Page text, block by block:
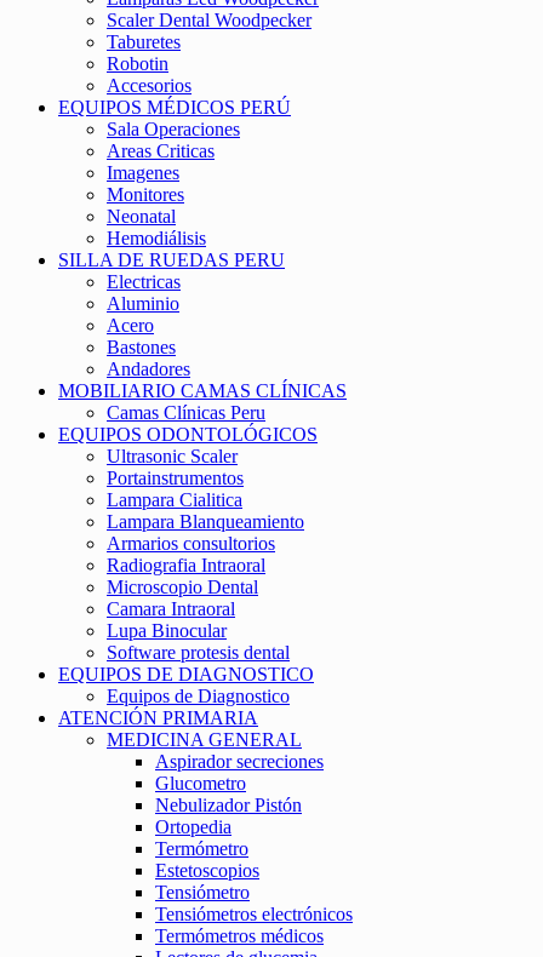
Scaler Dental Woodpecker
Taburetes
Robotin
Accesorios
EQUIPOS MÉDICOS PERÚ
Sala Operaciones
Areas Criticas
Imagenes
Monitores
Neonatal
Hemodiálisis
SILLA DE RUEDAS PERU
Electricas
Aluminio
Acero
Bastones
Andadores
MOBILIARIO CAMAS CLÍNICAS
Camas Clínicas Peru
EQUIPOS ODONTOLÓGICOS
Ultrasonic Scaler
Portainstrumentos
Lampara Cialitica
Lampara Blanqueamiento
Armarios consultorios
Radiografia Intraoral
Microscopio Dental
Camara Intraoral
Lupa Binocular
Software protesis dental
EQUIPOS DE DIAGNOSTICO
Equipos de Diagnostico
ATENCIÓN PRIMARIA
MEDICINA GENERAL
Aspirador secreciones
Glucometro
Nebulizador Pistón
Ortopedia
Termómetro
Estetoscopios
Tensiómetro
Tensiómetros electrónicos
Termómetros médicos